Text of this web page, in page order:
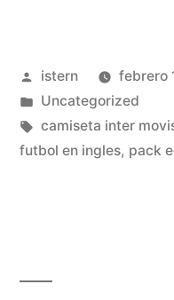
Publicado
por
istern
febrero
Publicado
en
Uncategorized
Etiquetas:
camiseta inter
futbol en ingles, pack